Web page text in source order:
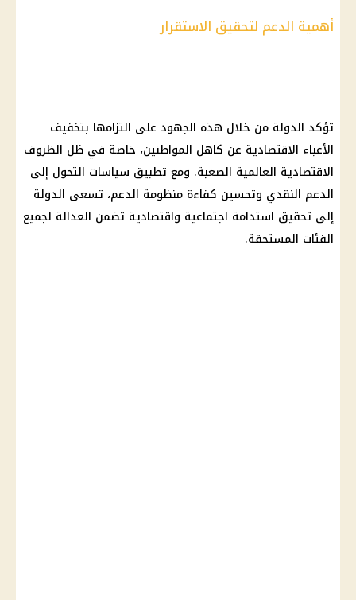
أهمية الدعم لتحقيق الاستقرار
تؤكد الدولة من خلال هذه الجهود على التزامها بتخفيف
الأعباء الاقتصادية عن كاهل المواطنين، خاصة في ظل الظروف
الاقتصادية العالمية الصعبة. ومع تطبيق سياسات التحول إلى
الدعم النقدي وتحسين كفاءة منظومة الدعم، تسعى الدولة
إلى تحقيق استدامة اجتماعية واقتصادية تضمن العدالة لجميع
الفئات المستحقة.